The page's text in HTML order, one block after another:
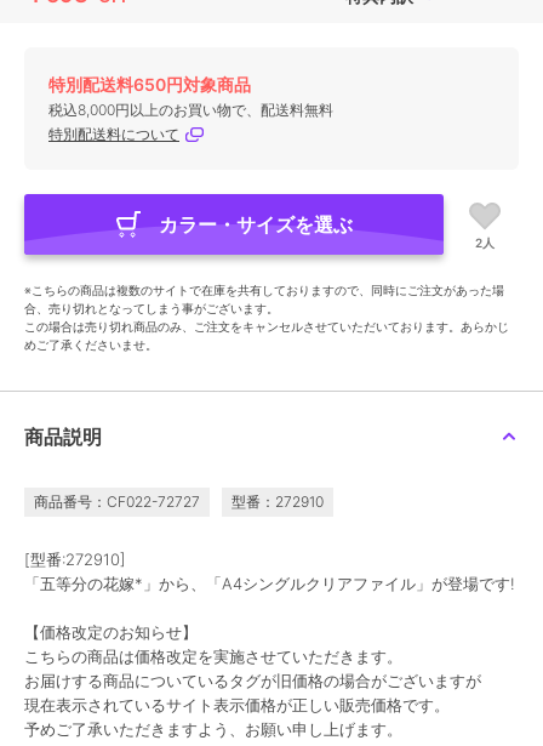
特別配送料650円対象商品
税込8,000円以上のお買い物で、配送料無料
特別配送料について
カラー・サイズを選ぶ
2人
※こちらの商品は複数のサイトで在庫を共有しておりますので、同時にご注文があった場
合、売り切れとなってしまう事がございます。
この場合は売り切れ商品のみ、ご注文をキャンセルさせていただいております。あらかじ
めご了承くださいませ。
商品説明
商品番号：CF022-72727 型番：272910
[型番:272910]
「五等分の花嫁*」から、「A4シングルクリアファイル」が登場です!
【価格改定のお知らせ】
こちらの商品は価格改定を実施させていただきます。
お届けする商品についているタグが旧価格の場合がございますが
現在表示されているサイト表示価格が正しい販売価格です。
予めご了承いただきますよう、お願い申し上げます。